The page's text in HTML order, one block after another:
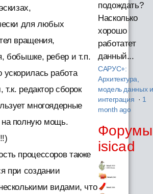
для любых
вращения,
бобышке, ребер и т.п.
ускорилась работа
т.к. редактор сборок
многоядерные
на полную мощь.
процессоров также
при создании
видами, что
подождать?
Насколько
хорошо
работатет
данный...
САРУС+:
Архитектура,
модель данных и
интеграция · 1
month ago
Форумы
isicad